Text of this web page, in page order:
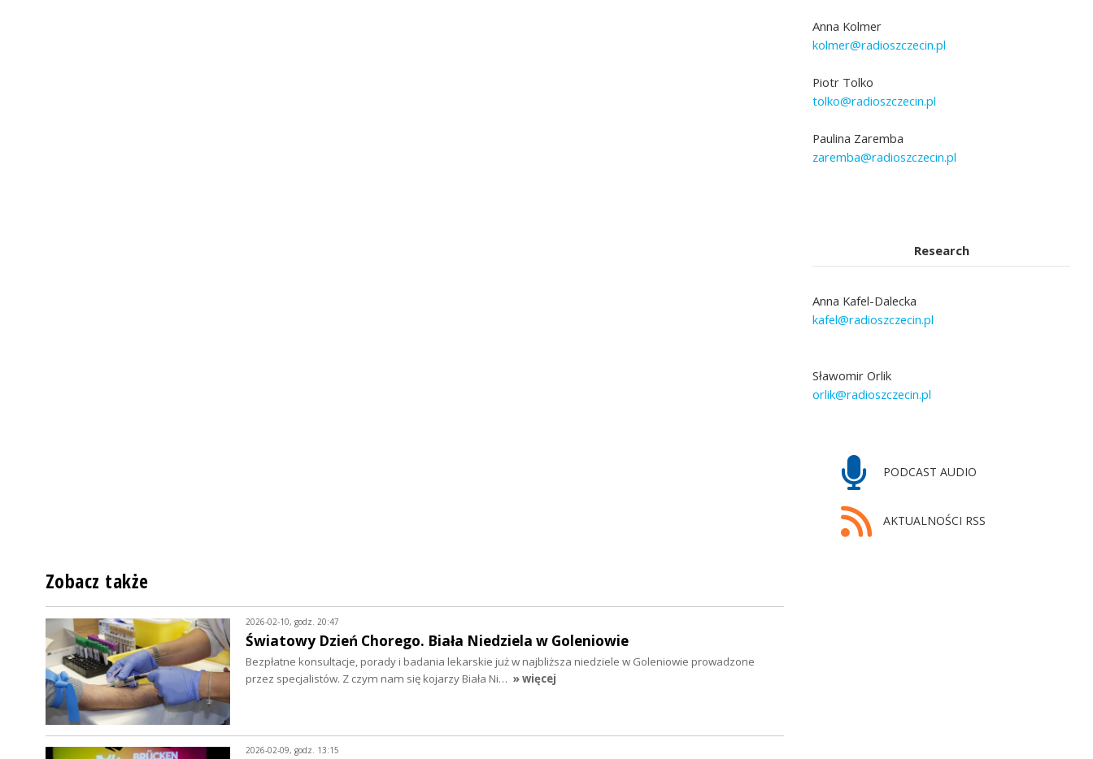
Anna Kolmer
kolmer@radioszczecin.pl
Piotr Tolko
tolko@radioszczecin.pl
Paulina Zaremba
zaremba@radioszczecin.pl
Research
Anna Kafel-Dalecka
kafel@radioszczecin.pl
Sławomir Orlik
orlik@radioszczecin.pl
PODCAST AUDIO
AKTUALNOŚCI RSS
Zobacz także
2026-02-10, godz. 20:47
Światowy Dzień Chorego. Biała Niedziela w Goleniowie
Bezpłatne konsultacje, porady i badania lekarskie już w najbliższa niedziele w Goleniowie prowadzone
przez specjalistów. Z czym nam się kojarzy Biała Ni… » więcej
2026-02-09, godz. 13:15